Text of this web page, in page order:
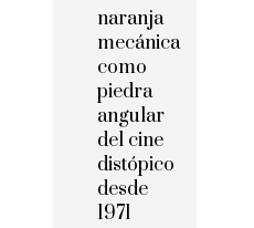
naranja
mecánica
como
piedra
angular
del cine
distópico
desde
1971